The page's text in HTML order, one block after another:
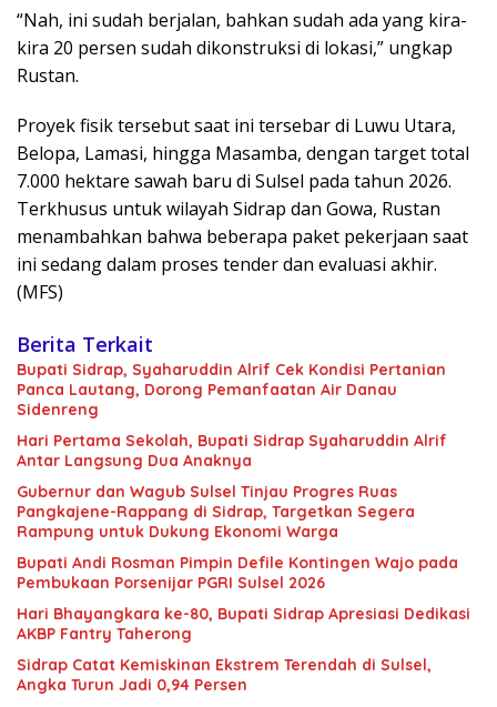
“Nah, ini sudah berjalan, bahkan sudah ada yang kira-
kira 20 persen sudah dikonstruksi di lokasi,” ungkap
Rustan.
Proyek fisik tersebut saat ini tersebar di Luwu Utara,
Belopa, Lamasi, hingga Masamba, dengan target total
7.000 hektare sawah baru di Sulsel pada tahun 2026.
Terkhusus untuk wilayah Sidrap dan Gowa, Rustan
menambahkan bahwa beberapa paket pekerjaan saat
ini sedang dalam proses tender dan evaluasi akhir.
(MFS)
Berita Terkait
Bupati Sidrap, Syaharuddin Alrif Cek Kondisi Pertanian
Panca Lautang, Dorong Pemanfaatan Air Danau
Sidenreng
Hari Pertama Sekolah, Bupati Sidrap Syaharuddin Alrif
Antar Langsung Dua Anaknya
Gubernur dan Wagub Sulsel Tinjau Progres Ruas
Pangkajene-Rappang di Sidrap, Targetkan Segera
Rampung untuk Dukung Ekonomi Warga
Bupati Andi Rosman Pimpin Defile Kontingen Wajo pada
Pembukaan Porsenijar PGRI Sulsel 2026
Hari Bhayangkara ke-80, Bupati Sidrap Apresiasi Dedikasi
AKBP Fantry Taherong
Sidrap Catat Kemiskinan Ekstrem Terendah di Sulsel,
Angka Turun Jadi 0,94 Persen